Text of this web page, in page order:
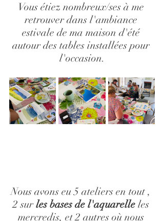
Vous étiez nombreux/ses à me
retrouver dans l'ambiance
estivale de ma maison d'été
autour des tables installées pour
l'occasion.
Nous avons eu 5 ateliers en tout ,
2 sur les bases de l'aquarelle les
mercredis, et 2 autres où nous